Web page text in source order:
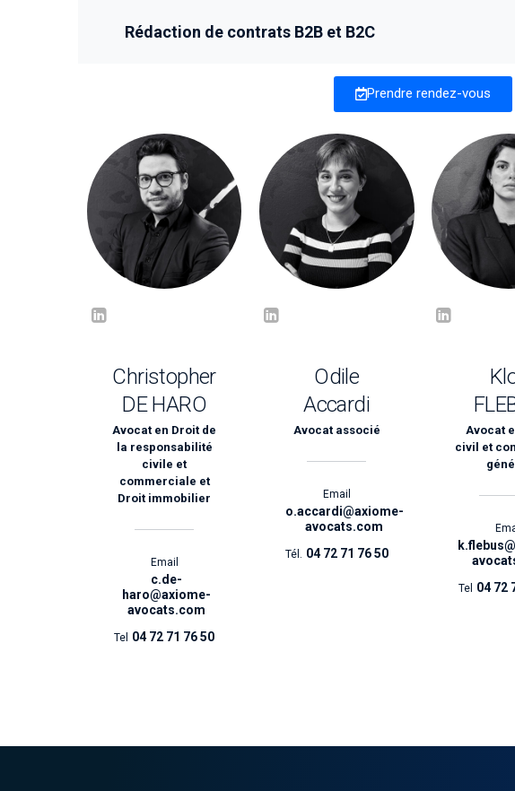
Rédaction de contrats B2B et B2C
Prendre rendez-vous
Christopher
DE HARO
Avocat en Droit de
la responsabilité
civile et
commerciale et
Droit immobilier
Email
c.de-
haro@axiome-
avocats.com
Tel 04 72 71 76 50
Odile
Accardi
Avocat associé
Email
o.accardi@axiome-
avocats.com
Tél. 04 72 71 76 50
Avocat
civil et
Tel 04 72